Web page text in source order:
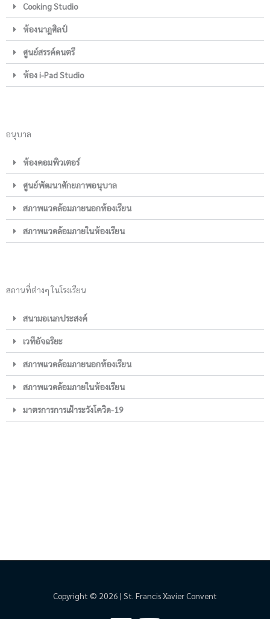
Cooking Studio
ห้องนาฎศิลป์
ศูนย์สรรค์ดนตรี
ห้อง i-Pad Studio
อนุบาล
ห้องคอมพิวเตอร์
ศูนย์พัฒนาศักยภาพอนุบาล
สภาพแวดล้อมภายนอกห้องเรียน
สภาพแวดล้อมภายในห้องเรียน
สถานที่ต่างๆ ในโรงเรียน
สนามอเนกประสงค์
เวทีอัจฉริยะ
สภาพแวดล้อมภายนอกห้องเรียน
สภาพแวดล้อมภายในห้องเรียน
มาตรการการเฝ้าระวังโควิด-19
Copyright © 2026 | St. Francis Xavier Convent